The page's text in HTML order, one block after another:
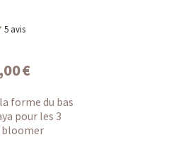
5 avis
€
forme du bas
pour les 3
bloomer